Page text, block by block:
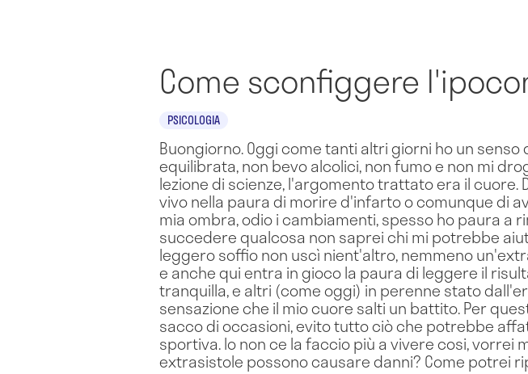
Come sconfiggere
PSICOLOGIA
Buongiorno. Oggi come tanti altri giorni ho un
equilibrata, non bevo alcolici, non fumo e non mi
lezione di scienze, l'argomento trattato era il
vivo nella paura di morire d'infarto o comunque di
mia ombra, odio i cambiamenti, spesso ho paura a
succedere qualcosa non saprei chi mi potrebbe
leggero soffio non uscì nient'altro, nemmeno
e anche qui entra in gioco la paura di leggere il
tranquilla, e altri (come oggi) in perenne stato
sensazione che il mio cuore salti un battito. Per
sacco di occasioni, evito tutto ciò che potrebbe
sportiva. Io non ce la faccio più a vivere cosi, vorrei
extrasistole possono causare danni? Come potrei